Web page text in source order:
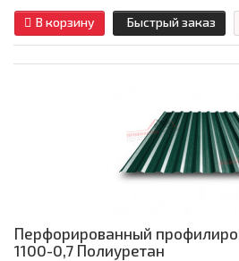
В корзину Быстрый заказ
Перфорированный
1100-0,7 Полиуретан